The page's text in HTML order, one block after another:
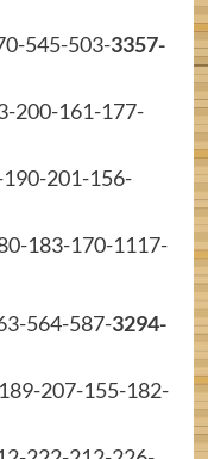
545-503-3357-
200-161-177-
201-156-
183-170-1117-
564-587-3294-
207-155-182-